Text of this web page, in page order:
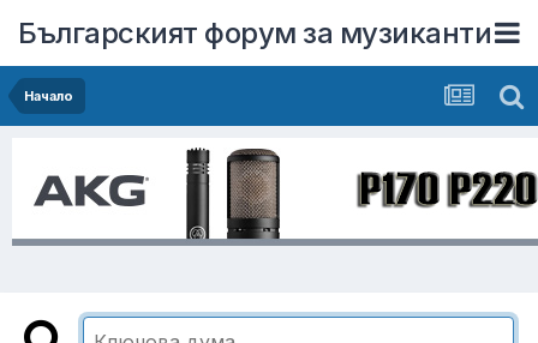
Българският форум за музиканти
Начало